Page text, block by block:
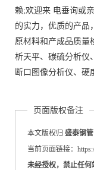
赖;欢迎来 电垂询或
的实力，优质的产品
原材料和产成品质量
析天平、碳硫分析仪
断口图像分析仪、硬
页面版权备注
本文版权归 盛泰钢管
当前页面链接：
未经授权，禁止任